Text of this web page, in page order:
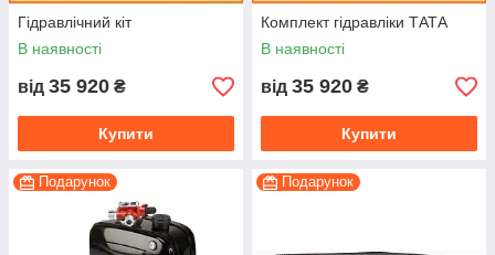
Гідравлічний кіт
В наявності
від 35 920 ₴
Купити
Комплект гідравліки ТАТА
В наявності
від 35 920 ₴
Купити
Подарунок Подарунок